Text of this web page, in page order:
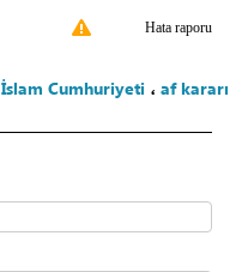
Hata raporu
İslam Cumhuriyeti ، af kararı